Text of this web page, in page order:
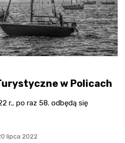
w Policach
r., po raz 58. odbędą się
lipca 2022